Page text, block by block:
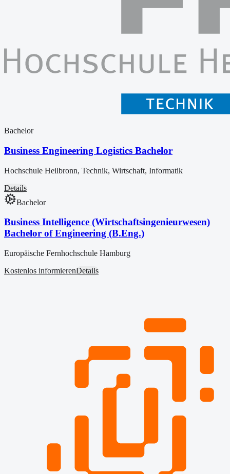
Bachelor
Business Engineering Logistics Bachelor
Hochschule Heilbronn, Technik, Wirtschaft, Informatik
Details
Bachelor
Business Intelligence (Wirtschaftsingenieurwesen)
Bachelor of Engineering (B.Eng.)
Europäische Fernhochschule Hamburg
Kostenlos informierenDetails